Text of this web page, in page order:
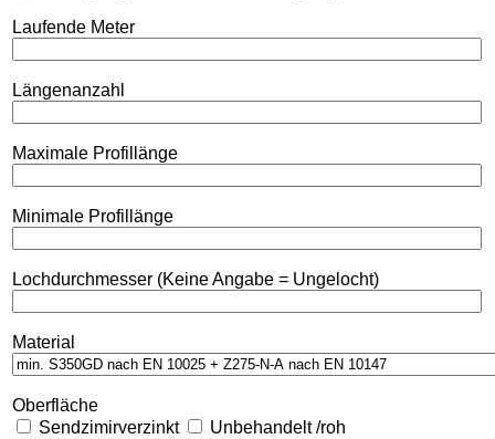
Laufende Meter
Längenanzahl
Maximale Profillänge
Minimale Profillänge
Lochdurchmesser (Keine Angabe = Ungelocht)
Material
Oberfläche
Sendzimirverzinkt
Unbehandelt /roh